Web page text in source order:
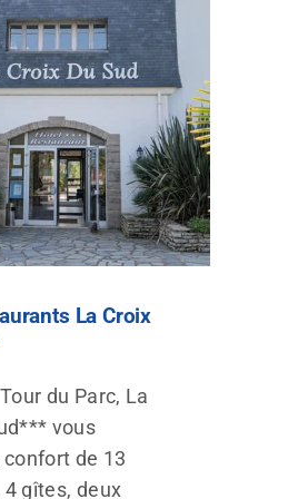
La Croix
du Parc, La
vous
de 13
gîtes, deux